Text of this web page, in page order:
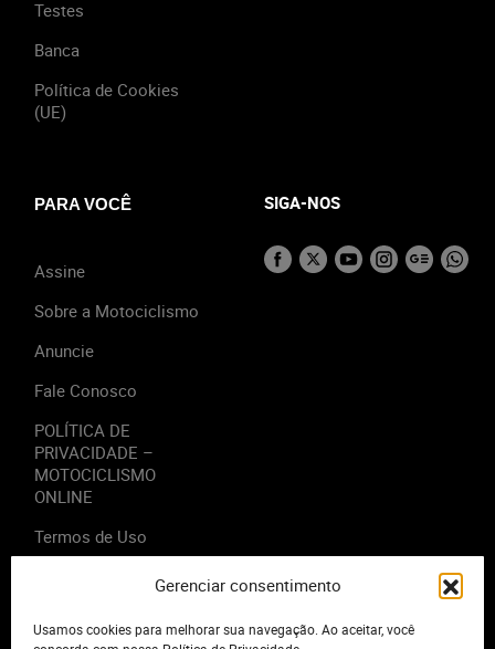
Gerenciar consentimento
Usamos cookies para melhorar sua navegação. Ao aceitar, você
Testes
Banca
Política de Cookies
(UE)
PARA VOCÊ
Assine
Sobre a Motociclismo
Anuncie
Fale Conosco
POLÍTICA DE
PRIVACIDADE –
MOTOCICLISMO
ONLINE
Termos de Uso
SIGA-NOS
2023 - Editora Motor Midia. Todos os direitos reservados.